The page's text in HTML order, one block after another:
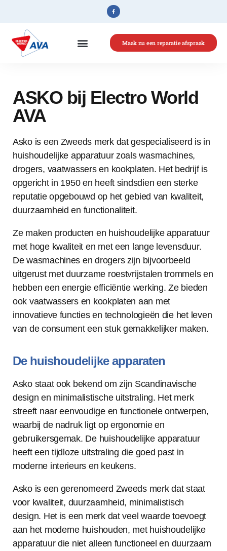
Maak nu een reparatie afspraak
Home»ASKO
ASKO bij Electro World
AVA
Asko is een Zweeds merk dat gespecialiseerd is in
huishoudelijke apparatuur zoals wasmachines,
drogers, vaatwassers en kookplaten. Het bedrijf is
opgericht in 1950 en heeft sindsdien een sterke
reputatie opgebouwd op het gebied van kwaliteit,
duurzaamheid en functionaliteit.
Ze maken producten en huishoudelijke apparatuur
met hoge kwaliteit en met een lange levensduur.
De wasmachines en drogers zijn bijvoorbeeld
uitgerust met duurzame roestvrijstalen trommels en
hebben een energie efficiëntie werking. Ze bieden
ook vaatwassers en kookplaten aan met
innovatieve functies en technologieën die het leven
van de consument een stuk gemakkelijker maken.
De huishoudelijke apparaten
Asko staat ook bekend om zijn Scandinavische
design en minimalistische uitstraling. Het merk
streeft naar eenvoudige en functionele ontwerpen,
waarbij de nadruk ligt op ergonomie en
gebruikersgemak. De huishoudelijke apparatuur
heeft een tijdloze uitstraling die goed past in
moderne interieurs en keukens.
Asko is een gerenomeerd Zweeds merk dat staat
voor kwaliteit, duurzaamheid, minimalistisch
design. Het is een merk dat veel waarde toevoegt
aan het moderne huishouden, met huishoudelijke
apparatuur die niet alleen functioneel en duurzaam